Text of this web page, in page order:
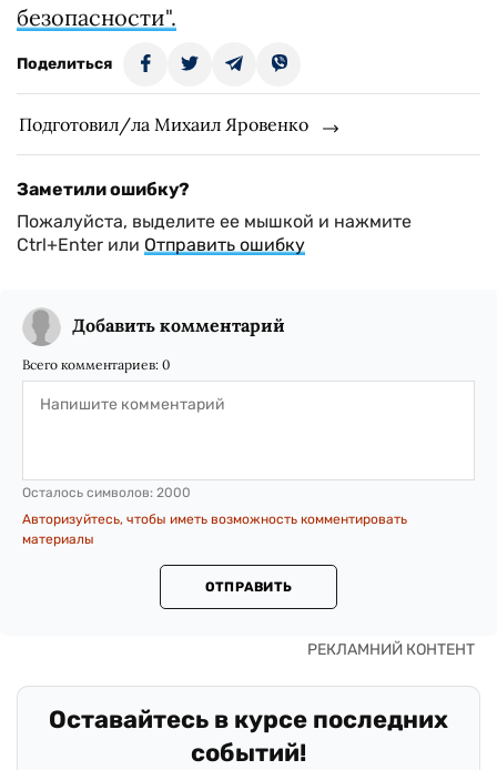
безопасности".
Поделиться
Подготовил/ла Михаил Яровенко
Заметили ошибку?
Пожалуйста, выделите ее мышкой и нажмите
Ctrl+Enter или Отправить ошибку
Добавить комментарий
Всего комментариев: 0
Осталось символов: 2000
Авторизуйтесь, чтобы иметь возможность комментировать
материалы
ОТПРАВИТЬ
Оставайтесь в курсе последних
событий!